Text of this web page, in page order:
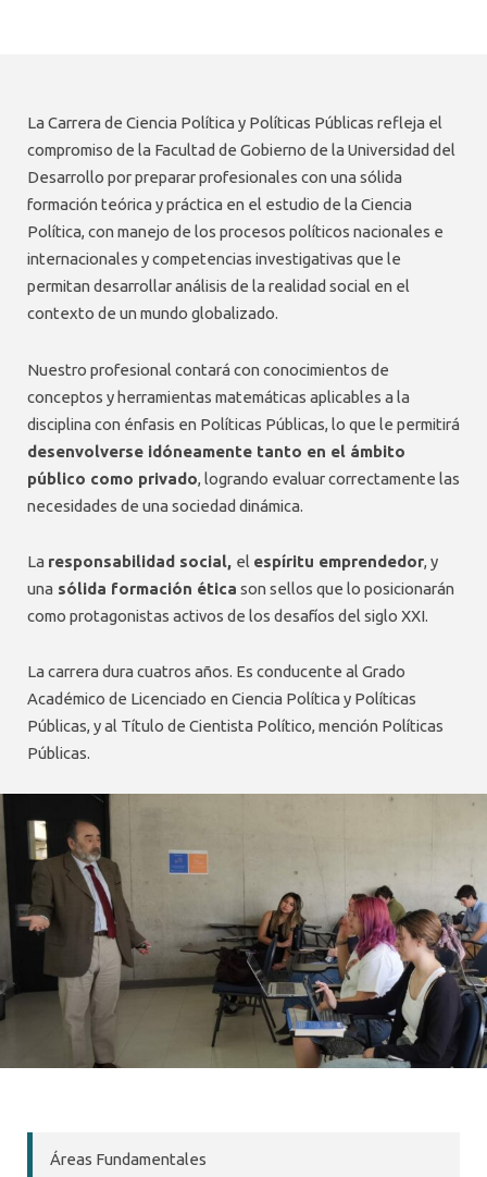
La Carrera de Ciencia Política y Políticas Públicas refleja el
compromiso de la Facultad de Gobierno de la Universidad del
Desarrollo por preparar profesionales con una sólida
formación teórica y práctica en el estudio de la Ciencia
Política, con manejo de los procesos políticos nacionales e
internacionales y competencias investigativas que le
permitan desarrollar análisis de la realidad social en el
contexto de un mundo globalizado.
Nuestro profesional contará con conocimientos de
conceptos y herramientas matemáticas aplicables a la
disciplina con énfasis en Políticas Públicas, lo que le permitirá
desenvolverse idóneamente tanto en el ámbito
público como privado, logrando evaluar correctamente las
necesidades de una sociedad dinámica.
La responsabilidad social, el espíritu emprendedor, y
una sólida formación ética son sellos que lo posicionarán
como protagonistas activos de los desafíos del siglo XXI.
La carrera dura cuatros años. Es conducente al Grado
Académico de Licenciado en Ciencia Política y Políticas
Públicas, y al Título de Cientista Político, mención Políticas
Públicas.
Áreas Fundamentales